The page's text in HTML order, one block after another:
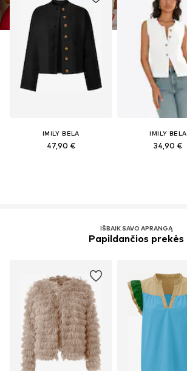
IMILY BELA
47,90 €
IMILY BELA
34,90 €
IŠBAIK SAVO APRANGĄ
Papildančios prekės